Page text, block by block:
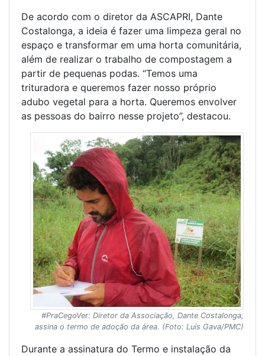
De acordo com o diretor da ASCAPRI, Dante
Costalonga, a ideia é fazer uma limpeza geral no
espaço e transformar em uma horta comunitária,
além de realizar o trabalho de compostagem a
partir de pequenas podas. “Temos uma
trituradora e queremos fazer nosso próprio
adubo vegetal para a horta. Queremos envolver
as pessoas do bairro nesse projeto”, destacou.
#PraCegoVer: Diretor da Associação, Dante Costalonga,
assina o termo de adoção da área. (Foto: Luís Gava/PMC)
Durante a assinatura do Termo e instalação da